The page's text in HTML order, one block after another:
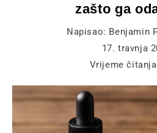
zašto ga
Napisao: Benjamin
17. travnja
Vrijeme